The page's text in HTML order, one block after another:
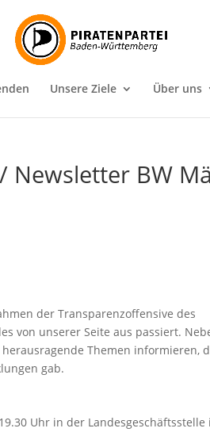
Unsere Ziele Über uns
Newsletter BW
der Transparenzoffensive des
von unserer Seite aus passiert.
Themen informieren,
gab.
Uhr in der